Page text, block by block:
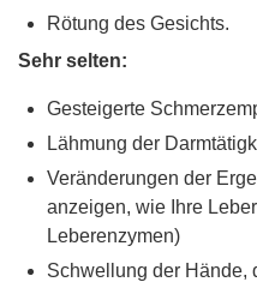
Rötung des Gesichts.
Sehr selten:
Gesteigerte
Lähmung der
Veränderungen der
anzeigen, wie Ihre
Leberenzymen)
Schwellung der Hände,